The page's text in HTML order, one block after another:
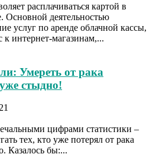
расплачиваться картой в
Основной деятельностью
услуг по аренде облачной кассы,
интернет-магазинам,...
Умереть от рака
стыдно!
цифрами статистики –
тех, кто уже потерял от рака
Казалось бы:...